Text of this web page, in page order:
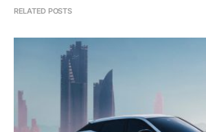
RELATED POSTS